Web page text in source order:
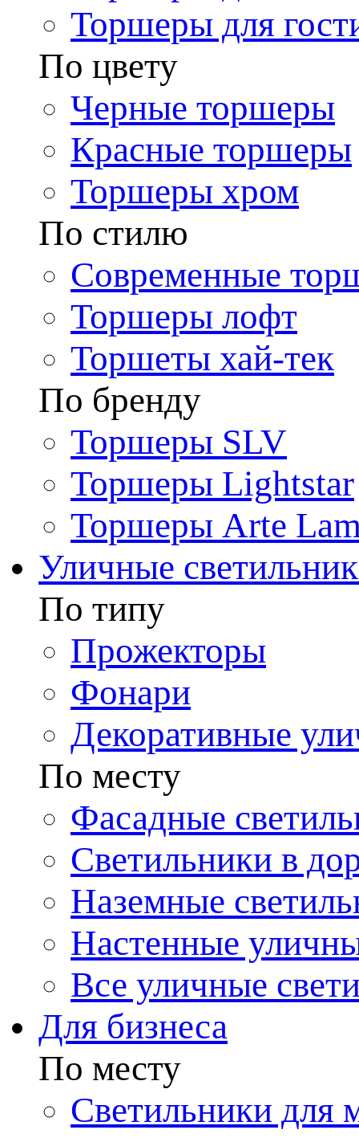
Торшеры для
По цвету
Черные торшеры
Красные торшеры
Торшеры хром
По стилю
Современные
Торшеры лофт
Торшеты хай-тек
По бренду
Торшеры SLV
Торшеры Lightstar
Торшеры Arte
Уличные
По типу
Прожекторы
Фонари
Декоративные
По месту
Фасадные
Светильники в
Наземные
Настенные
Все уличные
Для бизнеса
По месту
Светильники для